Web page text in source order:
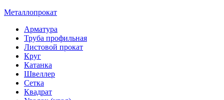
Металлопрокат
Арматура
Труба профильная
Листовой прокат
Круг
Катанка
Швеллер
Сетка
Квадрат